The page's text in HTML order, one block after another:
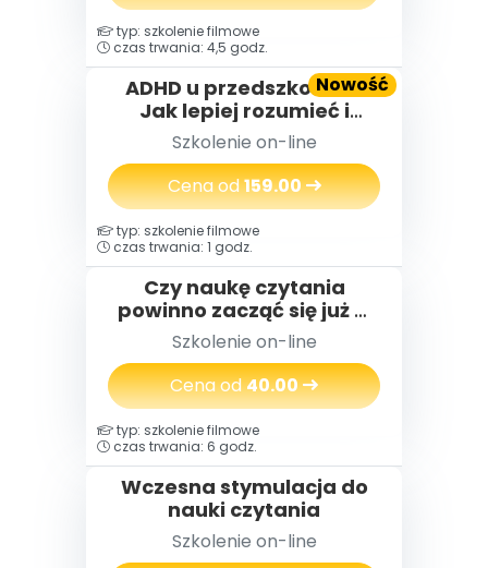
Nowość
typ: szkolenie filmowe
czas trwania: 4,5 godz.
ADHD u przedszkolaka.
Jak lepiej rozumieć i
wspierać dzieci z
trudnościami
Szkolenie on-line
Cena od159.00
typ: szkolenie filmowe
czas trwania: 1 godz.
Czy naukę czytania
powinno zacząć się już w
przedszkolu?
Szkolenie on-line
Cena od40.00
typ: szkolenie filmowe
czas trwania: 6 godz.
Wczesna stymulacja do
nauki czytania
Szkolenie on-line